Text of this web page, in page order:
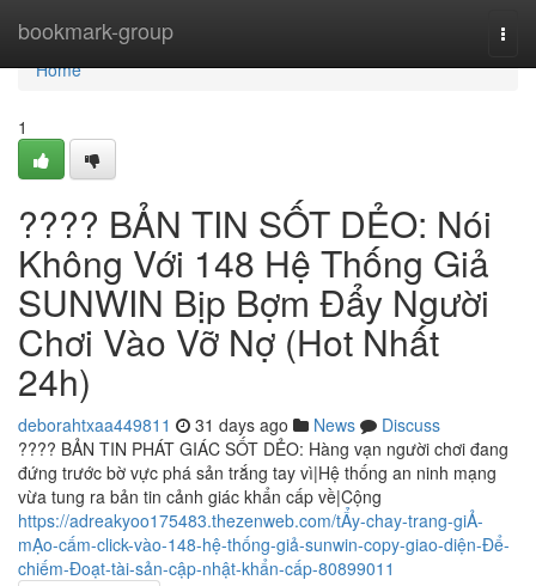
bookmark-group
Home
Home
1
???? BẢN TIN SỐT DẺO: Nói
Không Với 148 Hệ Thống Giả
SUNWIN Bịp Bợm Đẩy Người
Chơi Vào Vỡ Nợ (Hot Nhất
24h)
deborahtxaa449811 31 days ago News
Discuss
???? BẢN TIN PHÁT GIÁC SỐT DẺO: Hàng vạn người chơi đang
đứng trước bờ vực phá sản trắng tay vì|Hệ thống an ninh mạng
vừa tung ra bản tin cảnh giác khẩn cấp về|Cộng
https://adreakyoo175483.thezenweb.com/tẨy-chay-trang-giẢ-
mẠo-cấm-click-vào-148-hệ-thống-giả-sunwin-copy-giao-diện-Để-
chiếm-Đoạt-tài-sản-cập-nhật-khẩn-cấp-80899011